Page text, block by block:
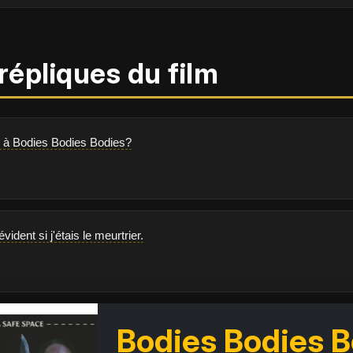
du film
Bodies Bodies Bodies?
si j'étais le meurtrier.
Bodies Bodies